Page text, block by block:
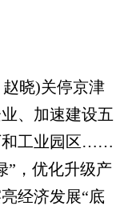
晓)关停京津
、加速建设五
和工业园区……
”，优化升级产
经济发展“底